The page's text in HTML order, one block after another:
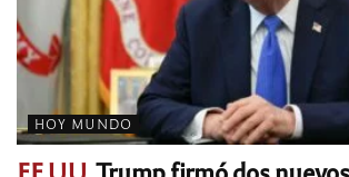
HOY MUNDO